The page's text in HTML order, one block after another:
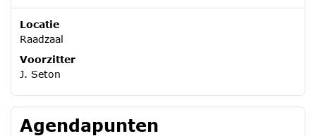
Locatie
Raadzaal
Voorzitter
J. Seton
Agendapunten